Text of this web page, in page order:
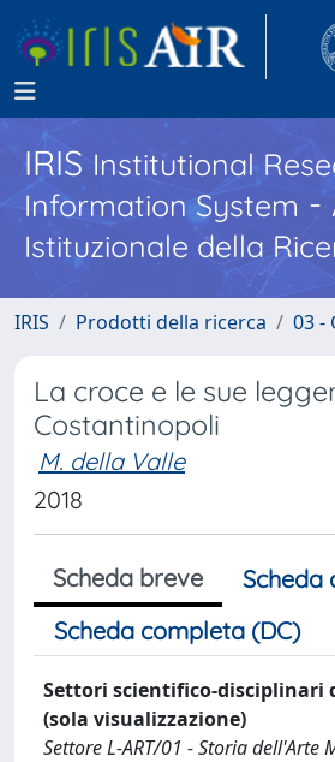
IRISInstitutional
Information System -
Istituzionale della
IRIS Prodotti della ricerca 03 -
La croce e le sue
Costantinopoli
M. della Valle
2018
Scheda breve
Scheda
Scheda completa (DC)
Settori scientifico-disciplinari
(sola visualizzazione)
Settore L-ART/01 - Storia dell'Arte